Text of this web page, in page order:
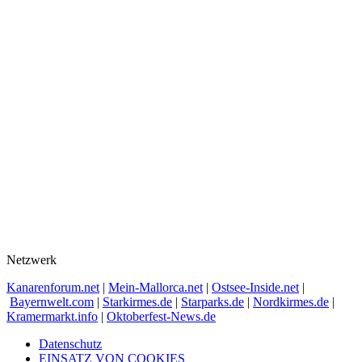
Netzwerk
Kanarenforum.net | Mein-Mallorca.net | Ostsee-Inside.net |
Bayernwelt.com | Starkirmes.de | Starparks.de | Nordkirmes.de |
Kramermarkt.info | Oktoberfest-News.de
Datenschutz
EINSATZ VON COOKIES